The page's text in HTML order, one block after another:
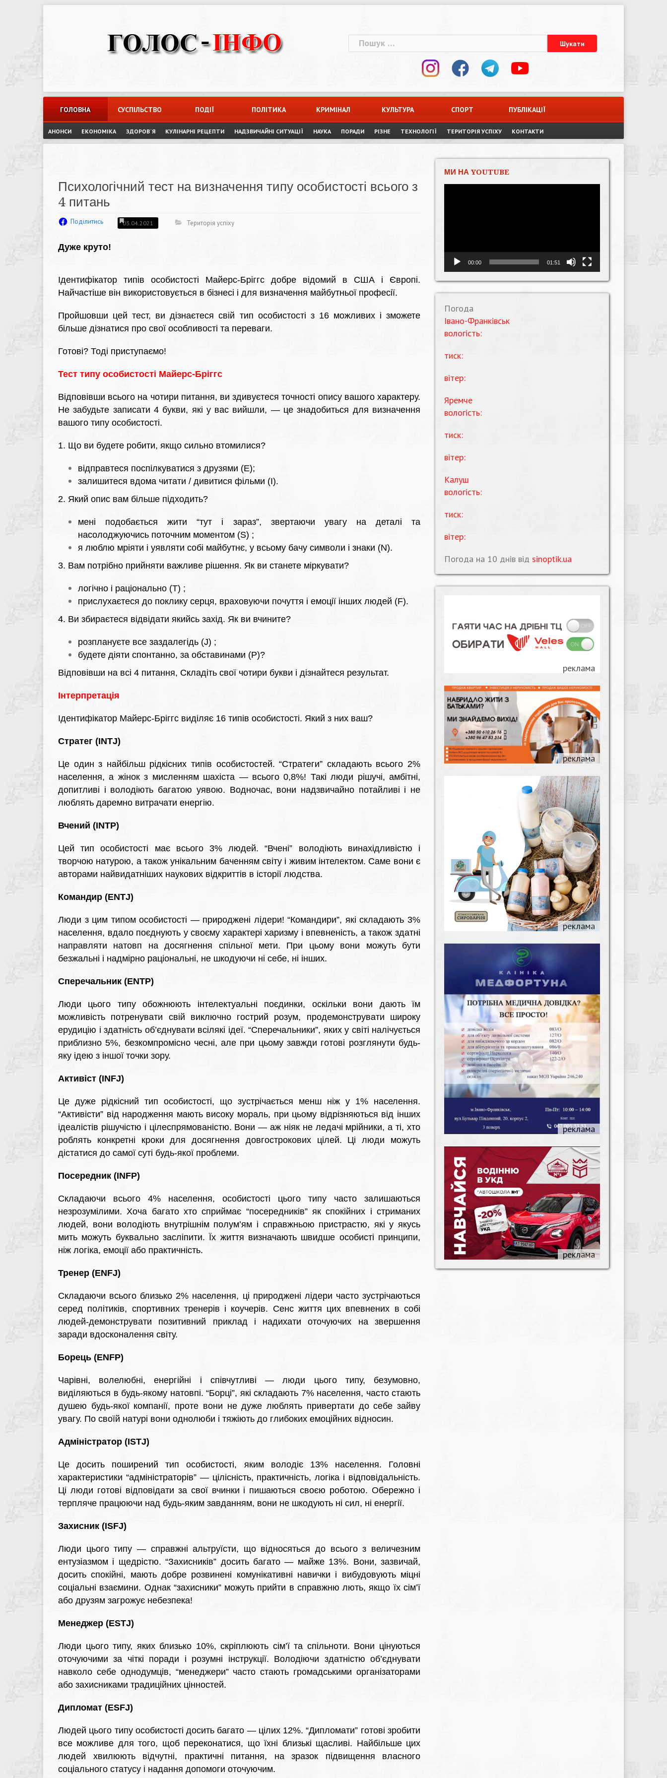
Пошук:
ГОЛОВНА СУСПІЛЬСТВО ПОДІЇ ПОЛІТИКА КРИМІНАЛ КУЛЬТУРА СПОРТ ПУБЛІКАЦІЇ
АНОНСИ ЕКОНОМІКА ЗДОРОВ`Я КУЛІНАРНІ РЕЦЕПТИ НАДЗВИЧАЙНІ СИТУАЦІЇ НАУКА ПОРАДИ РІЗНЕ ТЕХНОЛОГІЇ ТЕРИТОРІЯ УСПІХУ КОНТАКТИ
Психологічний тест на визначення типу особистості всього з
4 питань
Поділитись 03.04.2021 Територія успіху
Дуже круто!
Ідентифікатор типів особистості Майерс-Бріггс добре відомий в США і Європі.
Найчастіше він використовується в бізнесі і для визначення майбутньої професії.
Пройшовши цей тест, ви дізнаєтеся свій тип особистості з 16 можливих і зможете
більше дізнатися про свої особливості та переваги.
Готові? Тоді приступаємо!
Тест типу особистості Майерс-Бріггс
Відповівши всього на чотири питання, ви здивуєтеся точності опису вашого характеру.
Не забудьте записати 4 букви, які у вас вийшли, — це знадобиться для визначення
вашого типу особистості.
1. Що ви будете робити, якщо сильно втомилися?
відправтеся поспілкуватися з друзями (E);
залишитеся вдома читати / дивитися фільми (I).
2. Який опис вам більше підходить?
мені подобається жити “тут і зараз”, звертаючи увагу на деталі та
насолоджуючись поточним моментом (S) ;
я люблю мріяти і уявляти собі майбутнє, у всьому бачу символи і знаки (N).
3. Вам потрібно прийняти важливе рішення. Як ви станете міркувати?
логічно і раціонально (T) ;
прислухаєтеся до поклику серця, враховуючи почуття і емоції інших людей (F).
4. Ви збираєтеся відвідати якийсь захід. Як ви вчините?
розплануєте все заздалегідь (J) ;
будете діяти спонтанно, за обставинами (P)?
Відповівши на всі 4 питання, Складіть свої чотири букви і дізнайтеся результат.
Інтерпретація
Ідентифікатор Майерс-Бріггс виділяє 16 типів особистості. Який з них ваш?
Стратег (INTJ)
Це один з найбільш рідкісних типів особистостей. “Стратеги” складають всього 2%
населення, а жінок з мисленням шахіста — всього 0,8%! Такі люди рішучі, амбітні,
допитливі і володіють багатою уявою. Водночас, вони надзвичайно потайливі і не
люблять даремно витрачати енергію.
Вчений (INTP)
Цей тип особистості має всього 3% людей. “Вчені” володіють винахідливістю і
творчою натурою, а також унікальним баченням світу і живим інтелектом. Саме вони є
авторами найвидатніших наукових відкриттів в історії людства.
Командир (ENTJ)
Люди з цим типом особистості — природжені лідери! “Командири”, які складають 3%
населення, вдало поєднують у своєму характері харизму і впевненість, а також здатні
направляти натовп на досягнення спільної мети. При цьому вони можуть бути
безжальні і надмірно раціональні, не шкодуючи ні себе, ні інших.
Сперечальник (ENTP)
Люди цього типу обожнюють інтелектуальні поєдинки, оскільки вони дають їм
можливість потренувати свій виключно гострий розум, продемонструвати широку
ерудицію і здатність об’єднувати всілякі ідеї. “Сперечальники”, яких у світі налічується
приблизно 5%, безкомпромісно чесні, але при цьому завжди готові розглянути будь-
яку ідею з іншої точки зору.
Активіст (INFJ)
Це дуже рідкісний тип особистості, що зустрічається менш ніж у 1% населення.
“Активісти” від народження мають високу мораль, при цьому відрізняються від інших
ідеалістів рішучістю і цілеспрямованістю. Вони — аж ніяк не ледачі мрійники, а ті, хто
роблять конкретні кроки для досягнення довгострокових цілей. Ці люди можуть
дістатися до самої суті будь-якої проблеми.
Посередник (INFP)
Складаючи всього 4% населення, особистості цього типу часто залишаються
незрозумілими. Хоча багато хто сприймає “посередників” як спокійних і стриманих
людей, вони володіють внутрішнім полум’ям і справжньою пристрастю, які у якусь
мить можуть буквально засліпити. Їх життя визначають швидше особисті принципи,
ніж логіка, емоції або практичність.
Тренер (ENFJ)
Складаючи всього близько 2% населення, ці природжені лідери часто зустрічаються
серед політиків, спортивних тренерів і коучерів. Сенс життя цих впевнених в собі
людей-демонструвати позитивний приклад і надихати оточуючих на звершення
заради вдосконалення світу.
Борець (ENFP)
Чарівні, волелюбні, енергійні і співчутливі — люди цього типу, безумовно,
виділяються в будь-якому натовпі. “Борці”, які складають 7% населення, часто стають
душею будь-якої компанії, проте вони не дуже люблять привертати до себе зайву
увагу. По своїй натурі вони однолюби і тяжіють до глибоких емоційних відносин.
Адміністратор (ISTJ)
Це досить поширений тип особистості, яким володіє 13% населення. Головні
характеристики “адміністраторів” — цілісність, практичність, логіка і відповідальність.
Ці люди готові відповідати за свої вчинки і пишаються своєю роботою. Обережно і
терпляче працюючи над будь-яким завданням, вони не шкодують ні сил, ні енергії.
Захисник (ISFJ)
Люди цього типу — справжні альтруїсти, що відносяться до всього з величезним
ентузіазмом і щедрістю. “Захисників” досить багато — майже 13%. Вони, зазвичай,
досить спокійні, мають добре розвинені комунікативні навички і вибудовують міцні
соціальні взаємини. Однак “захисники” можуть прийти в справжню лють, якщо їх сім’ї
або друзям загрожує небезпека!
Менеджер (ESTJ)
Люди цього типу, яких близько 10%, скріплюють сім’ї та спільноти. Вони цінуються
оточуючими за чіткі поради і розумні інструкції. Володіючи здатністю об’єднувати
навколо себе однодумців, “менеджери” часто стають громадськими організаторами
або захисниками традиційних цінностей.
Дипломат (ESFJ)
Людей цього типу особистості досить багато — цілих 12%. “Дипломати” готові зробити
все можливе для того, щоб переконатися, що їхні близькі щасливі. Найбільше цих
людей хвилюють відчутні, практичні питання, на зразок підвищення власного
соціального статусу і надання допомоги оточуючим.
МИ НА YOUTUBE
00:00 01:51
Погода
Івано-Франківськ
вологість:
тиск:
вітер:
Яремче
вологість:
тиск:
вітер:
Калуш
вологість:
тиск:
вітер:
Погода на 10 днів від sinoptik.ua